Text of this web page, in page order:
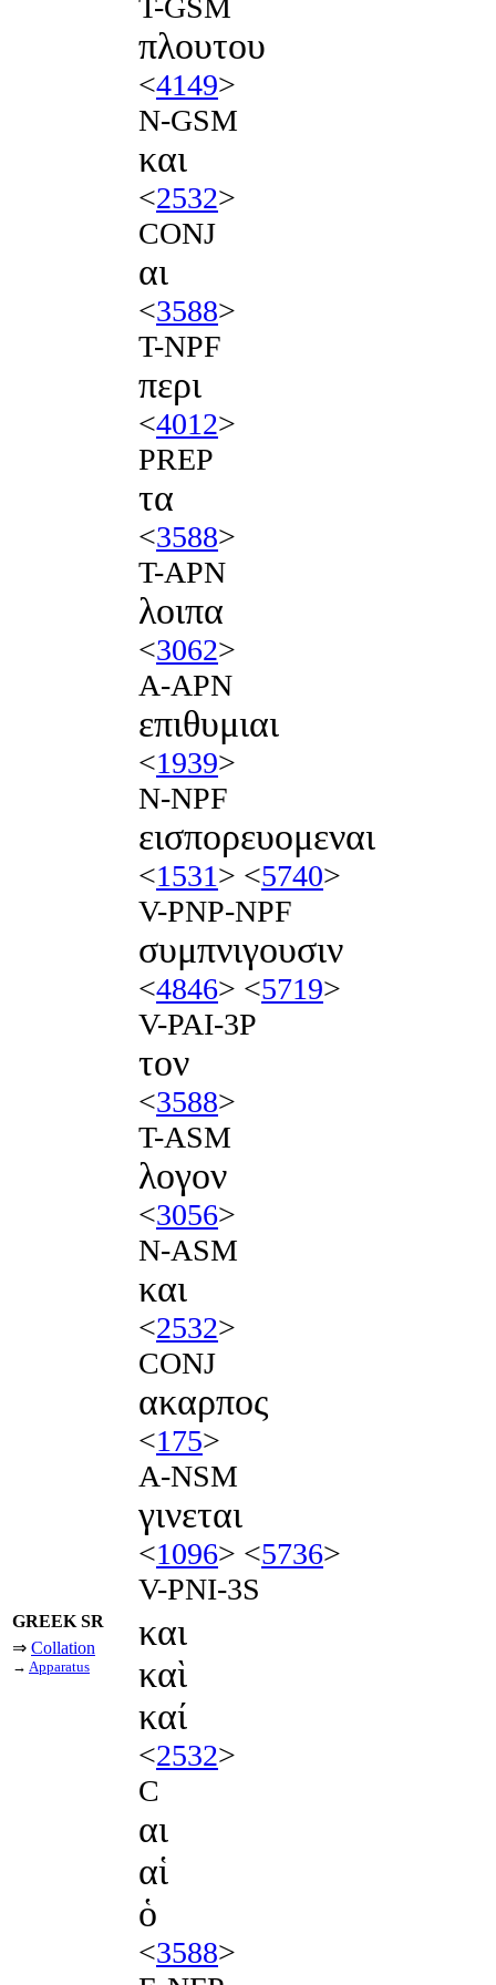
T-GSM
πλουτου
<4149>
N-GSM
και
<2532>
CONJ
αι
<3588>
T-NPF
περι
<4012>
PREP
τα
<3588>
T-APN
λοιπα
<3062>
A-APN
επιθυμιαι
<1939>
N-NPF
εισπορευομεναι
<1531> <5740>
V-PNP-NPF
συμπνιγουσιν
<4846> <5719>
V-PAI-3P
τον
<3588>
T-ASM
λογον
<3056>
N-ASM
και
<2532>
CONJ
ακαρπος
<175>
A-NSM
γινεται
<1096> <5736>
V-PNI-3S
GREEK SR
⇒ Collation
→ Apparatus
και
καὶ
καί
<2532>
C
αι
αἱ
ὁ
<3588>